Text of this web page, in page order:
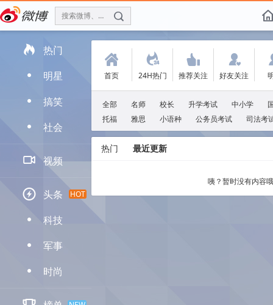
搜索微博、找人 f
 热门
D 明星
D 搞笑
D 社会
 视频
 头条 HOT
D 科技
D 军事
D 时尚
(
首页
.
24H热门
'
推荐关注
:
好友关注
全部 名师 校长 升学考试 中小学
托福
雅思 小语种 公务员考试 司法考
热门 最近更新
咦？暂时没有内容